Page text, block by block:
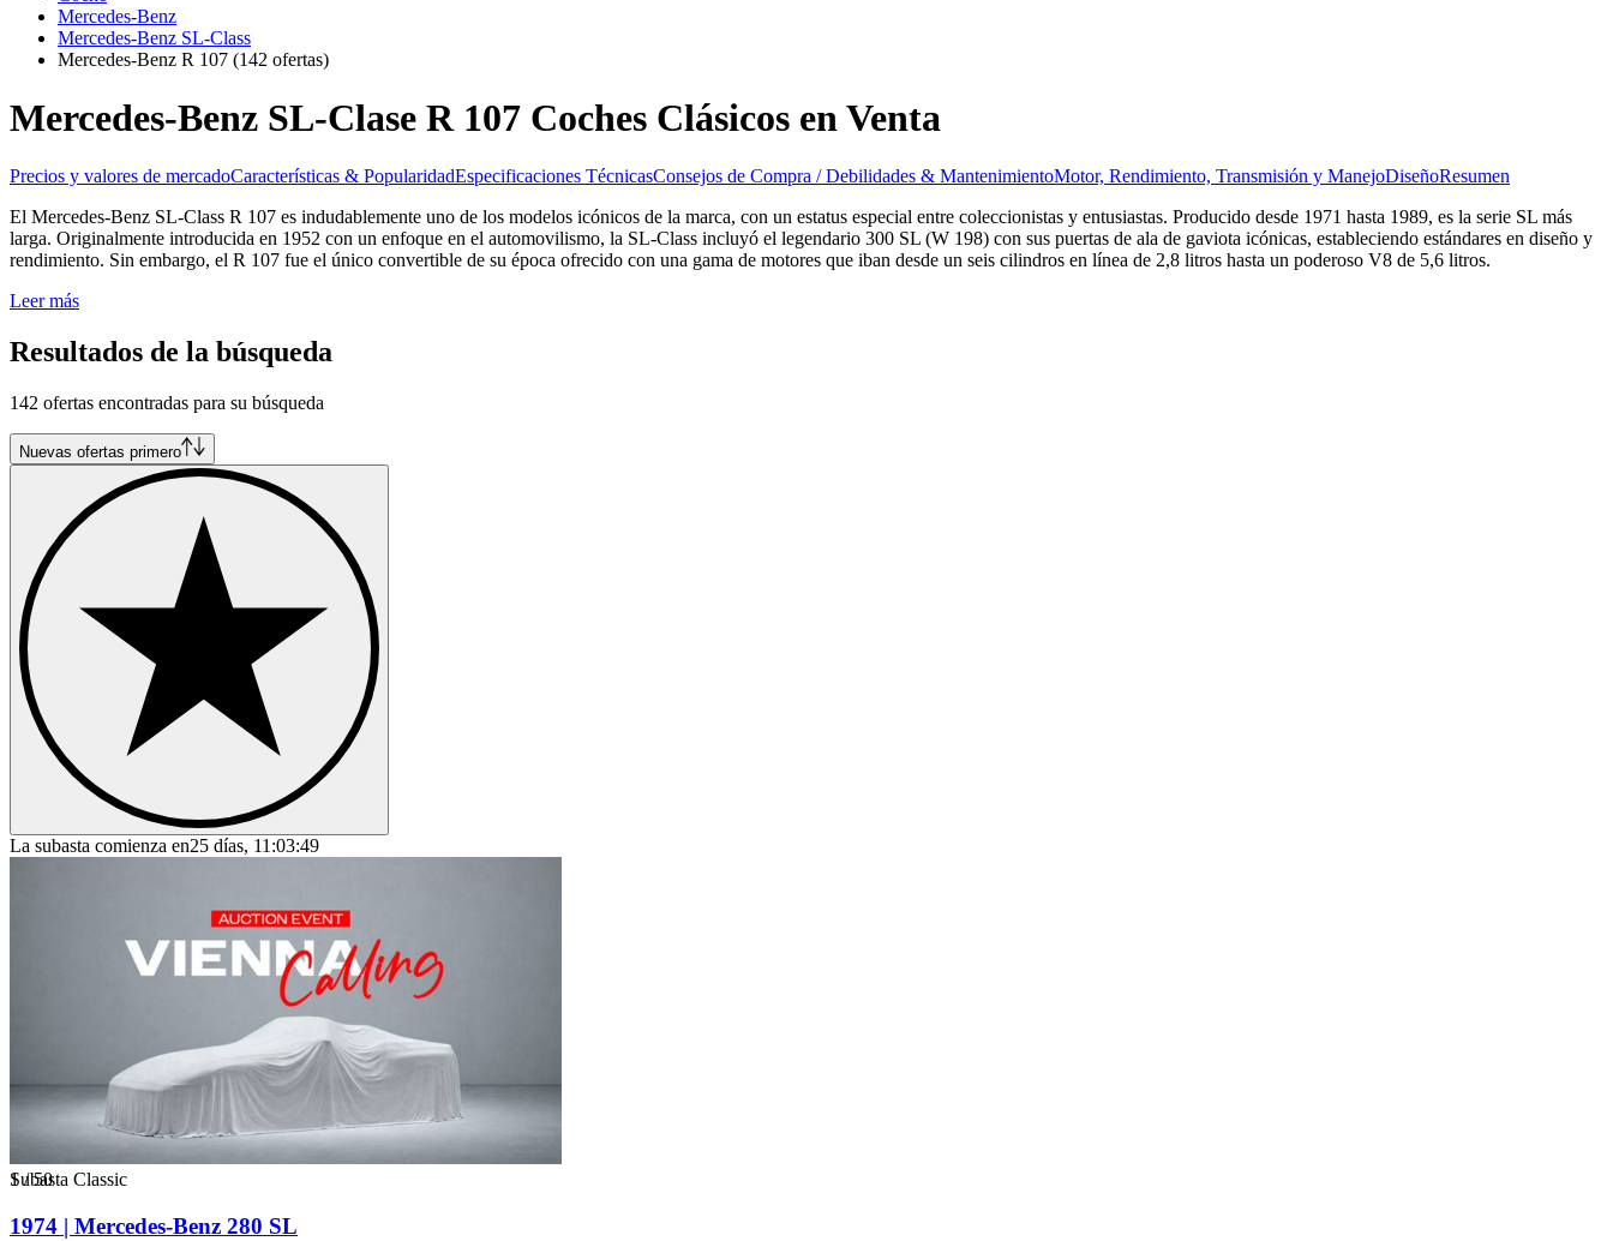
Mercedes-Benz
Mercedes-Benz SL-Class
Mercedes-Benz R 107 (142 ofertas)
Mercedes-Benz SL-Clase R 107 Coches Clásicos en Venta
Precios y valores de mercadoCaracterísticas & PopularidadEspecificaciones TécnicasConsejos de Compra / Debilidades & MantenimientoMotor, Rendimiento, Transmisión y ManejoDiseñoResumen
El Mercedes-Benz SL-Class R 107 es indudablemente uno de los modelos icónicos de la marca, con un estatus especial entre coleccionistas y entusiastas. Producido desde 1971 hasta 1989, es la serie SL más
larga. Originalmente introducida en 1952 con un enfoque en el automovilismo, la SL-Class incluyó el legendario 300 SL (W 198) con sus puertas de ala de gaviota icónicas, estableciendo estándares en diseño y
rendimiento. Sin embargo, el R 107 fue el único convertible de su época ofrecido con una gama de motores que iban desde un seis cilindros en línea de 2,8 litros hasta un poderoso V8 de 5,6 litros.
Leer más
Resultados de la búsqueda
142 ofertas encontradas para su búsqueda
Nuevas ofertas primero
La subasta comienza en25 días, 11:03:49
1/50
Subasta Classic
1974 | Mercedes-Benz 280 SL